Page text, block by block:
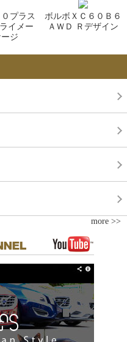
プラス
イメー
ージ
ボルボＸＣ６０Ｂ６
ＡＷＤ Ｒデザイン
more >>